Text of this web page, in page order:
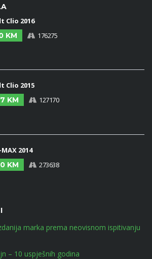
Clio 2016
KM
176275
Clio 2015
KM
127170
2014
KM
273638
marka prema neovisnom ispitivanju
– 10 uspješnih godina